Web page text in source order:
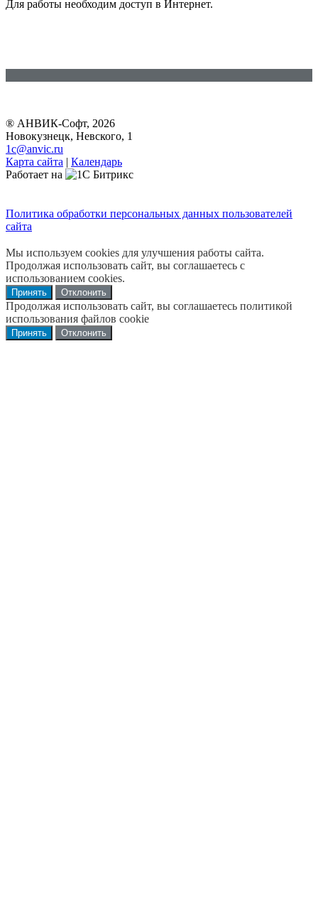
Для работы необходим доступ в Интернет.
® АНВИК-Софт, 2026
Новокузнецк, Невского, 1
1c@anvic.ru
Карта сайта | Календарь
Работает на
Политика обработки персональных данных пользователей
сайта
Мы используем cookies для улучшения работы сайта.
Продолжая использовать сайт, вы соглашаетесь с
использованием cookies.
Принять Отклонить
Продолжая использовать сайт, вы соглашаетесь политикой
использования файлов cookie
Принять Отклонить